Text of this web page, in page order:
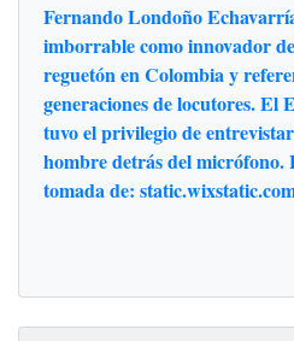
Fernando Londoño
imborrable como innovador
reguetón en Colombia y
generaciones de locutores. El
tuvo el privilegio de
hombre detrás del micrófono.
tomada de: